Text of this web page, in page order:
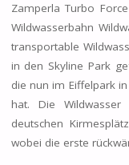
Zamperla Turbo
Wildwasserbahn
transportable
in den Skyline Park
die nun im Eiffelpark
hat. Die
deutschen
wobei die erste